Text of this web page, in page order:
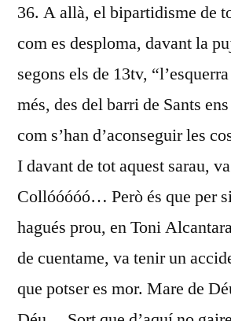
36. A allà, el bipartidisme de
com es desploma, davant la
segons els de 13tv,
més, des del barri de Sants
com s’han d’aconseguir les
I davant de tot aquest sarau,
Collóóóóó… Però és que per
hagués prou, en Toni
de cuentame, va tenir un
que potser es mor. Mare de